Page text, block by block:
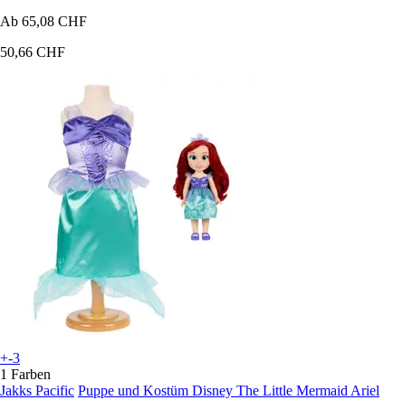
Ab 65,08 CHF
50,66 CHF
+-3
1 Farben
Jakks Pacific Puppe und Kostüm Disney The Little Mermaid Ariel